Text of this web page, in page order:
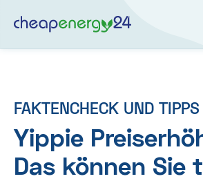
FAKTENCHECK UND TIPPS
Yippie
Das können Sie